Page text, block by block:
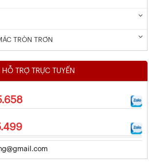
TRÒN TRƠN
HỖ TRỢ TRỰC TUYẾN